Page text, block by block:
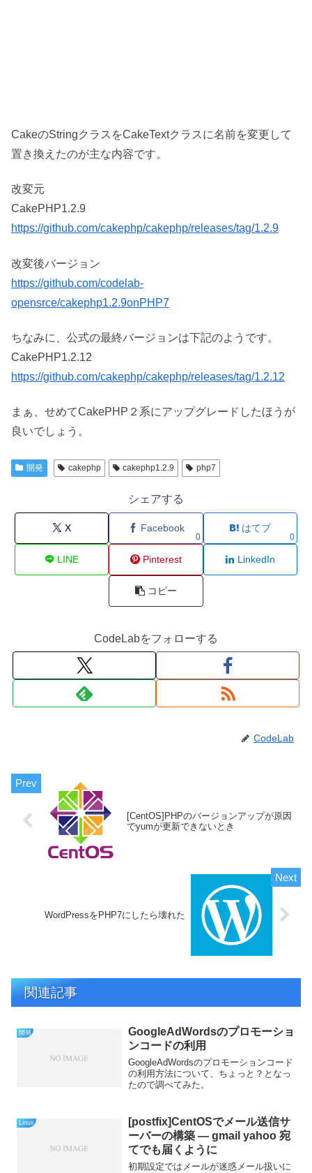
CakeのStringクラスをCakeTextクラスに名前を変更して
置き換えたのが主な内容です。
改変元
CakePHP1.2.9
https://github.com/cakephp/cakephp/releases/tag/1.2.9
改変後バージョン
https://github.com/codelab-
opensrce/cakephp1.2.9onPHP7
ちなみに、公式の最終バージョンは下記のようです。
CakePHP1.2.12
https://github.com/cakephp/cakephp/releases/tag/1.2.12
まぁ、せめてCakePHP２系にアップグレードしたほうが
良いでしょう。
開発 cakephp cakephp1.2.9 php7
シェアする
X Facebook
0
はてブ
0
LINE Pinterest LinkedIn
コピー
CodeLabをフォローする
CodeLab
[CentOS]PHPのバージョンアップが原因
でyumが更新できないとき
WordPressをPHP7にしたら壊れた
関連記事
開発
GoogleAdWordsのプロモーショ
ンコードの利用
GoogleAdWordsのプロモーションコード
の利用方法について、ちょっと？となっ
たので調べてみた。
Linux
[postfix]CentOSでメール送信サ
ーバーの構築 — gmail yahoo 宛
てでも届くように
初期設定ではメールが迷惑メール扱いに